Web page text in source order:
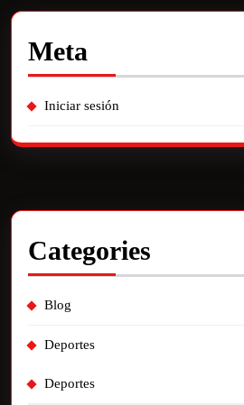
Meta
Iniciar sesión
Categories
Blog
Deportes
Deportes